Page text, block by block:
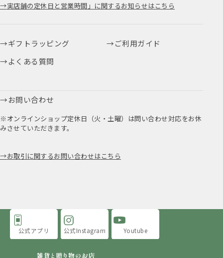
実店舗の定休日と営業時間」に関するお知らせはこちら
ギフトラッピング
ご利用ガイド
よくある質問
お問い合わせ
※オンラインショップ定休日（火・土曜）は問い合わせ対応をお休
みさせていただきます。
お取引に関するお問い合わせはこちら
公式アプリ 公式Instagram Youtube